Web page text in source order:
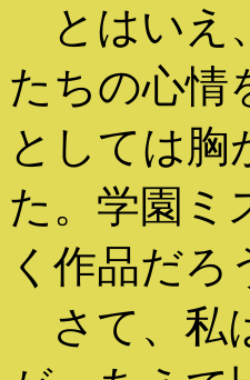
とはいえ
たちの心情
としては胸
た。学園ミ
く作品だろ
さて、私